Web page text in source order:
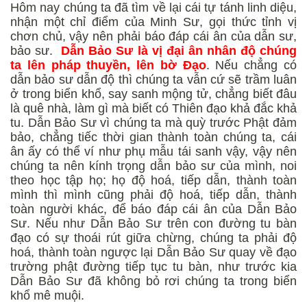
Hôm nay chúng ta đã tìm về lại cái tự tánh linh diệu,
nhận một chỉ điểm của Minh Sư, gọi thức tỉnh vị
chơn chủ, vậy nên phải báo đáp cái ân của dẫn sư,
bảo sư. Dẫn Bảo Sư là vị đại ân nhân độ chúng
ta lên pháp thuyền, lên bờ Đạo. Nếu chẳng có
dẫn bảo sư dẫn độ thì chúng ta vẫn cứ sẽ trầm luân
ở trong biển khổ, say sanh mộng tử, chẳng biết đâu
là quê nhà, làm gì mà biết có Thiên đạo khả đắc khả
tu. Dẫn Bảo Sư vì chúng ta mà quỳ trước Phật đảm
bảo, chẳng tiếc thời gian thành toàn chúng ta, cái
ân ấy có thể ví như phụ mẫu tái sanh vậy, vậy nên
chúng ta nên kính trọng dẫn bảo sư của mình, noi
theo học tập họ; họ độ hoá, tiếp dẫn, thành toàn
mình thì mình cũng phải độ hoá, tiếp dẫn, thành
toàn người khác, để báo đáp cái ân của Dẫn Bảo
Sư. Nếu như Dẫn Bảo Sư trên con đường tu bàn
đạo có sự thoái rút giữa chừng, chúng ta phải độ
hoá, thành toàn ngược lại Dẫn Bảo Sư quay về đạo
trường phật đường tiếp tục tu bàn, như trước kia
Dẫn Bảo Sư đã không bỏ rơi chúng ta trong biển
khổ mê muội.